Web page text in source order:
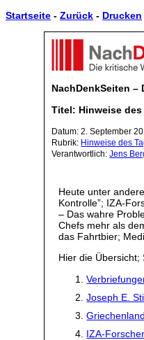
Startseite - Zurück - Drucken
NachDenkSeiten –
Titel: Hinweise des
Datum: 2. September
Rubrik: Hinweise des
Verantwortlich:Jens
Heute unter
Kontrolle”; IZA-
– Das wahre
Chefs mehr als
das Fahrtbier;
Hier die Übersicht;
Joseph E.
IZA-